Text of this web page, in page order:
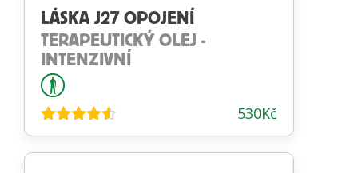
LÁSKA J27 OPOJENÍ
TERAPEUTICKÝ OLEJ -
INTENZIVNÍ
Hodnocení
530Kč